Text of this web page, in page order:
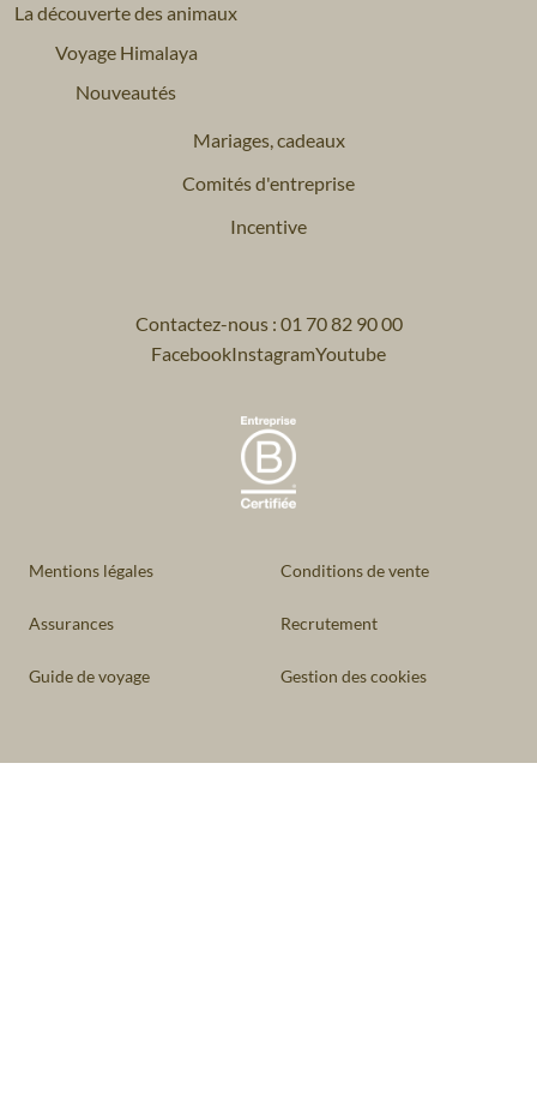
La découverte des animaux
Voyage Himalaya
Nouveautés
Mariages, cadeaux
Comités d'entreprise
Incentive
Contactez-nous : 01 70 82 90 00
FacebookInstagramYoutube
Mentions légales Conditions de vente
Assurances Recrutement
Guide de voyage Gestion des cookies